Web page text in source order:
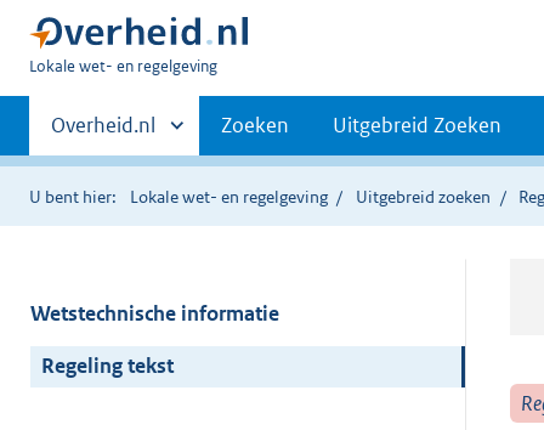
U
hier:
Lokale wet- en regelgeving
Primaire
navigatie
Andere
sites
binnen
Overheid.nl Zoeken Uitgebreid Zoeken
U bent hier: Lokale wet- en regelgeving Uitgebreid zoeken
Wetstechnische informatie
Regeling tekst